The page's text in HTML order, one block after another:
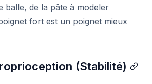
balle, de la pâte à modeler
fort est un poignet mieux
(Stabilité)